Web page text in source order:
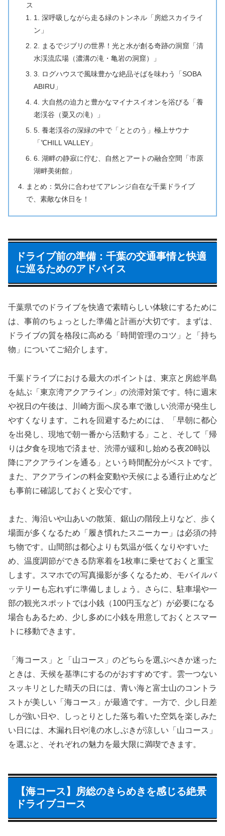
ス
1. 深呼吸しながら走る緑のトンネル「房総スカイライ
ン」
2. まるでジブリの世界！光と水が創る奇跡の洞窟「清
水渓流広場（濃溝の滝・亀岩の洞窟）」
3. ログハウスで風味豊かな絶品そばを味わう「SOBA
ABIRU」
4. 大自然の迫力と豊かなマイナスイオンを浴びる「養
老渓谷（粟又の滝）」
5. 養老渓谷の深緑の中で「ととのう」極上サウナ
「℃HILL VALLEY」
6. 湖畔の静寂に佇む、自然とアートの融合空間「市原
湖畔美術館」
まとめ：気分に合わせてアレンジ自在な千葉ドライブ
で、素敵な休日を！
ドライブ前の準備：千葉の交通事情と快適
に巡るためのアドバイス
千葉県でのドライブを快適で素晴らしい体験にするために
は、事前のちょっとした準備と計画が大切です。まずは、
ドライブの質を格段に高める「時間管理のコツ」と「持ち
物」についてご紹介します。
千葉ドライブにおける最大のポイントは、東京と房総半島
を結ぶ「東京湾アクアライン」の渋滞対策です。特に週末
や祝日の午後は、川崎方面へ戻る車で激しい渋滞が発生し
やすくなります。これを回避するためには、「早朝に都心
を出発し、現地で朝一番から活動する」こと、そして「帰
りは夕食を現地で済ませ、渋滞が緩和し始める夜20時以
降にアクアラインを通る」という時間配分がベストです。
また、アクアラインの料金変動や天候による通行止めなど
も事前に確認しておくと安心です。
また、海沿いや山あいの散策、鋸山の階段上りなど、歩く
場面が多くなるため「履き慣れたスニーカー」は必須の持
ち物です。山間部は都心よりも気温が低くなりやすいた
め、温度調節ができる防寒着を1枚車に乗せておくと重宝
します。スマホでの写真撮影が多くなるため、モバイルバ
ッテリーも忘れずに準備しましょう。さらに、駐車場や一
部の観光スポットでは小銭（100円玉など）が必要になる
場合もあるため、少し多めに小銭を用意しておくとスマー
トに移動できます。
「海コース」と「山コース」のどちらを選ぶべきか迷った
ときは、天候を基準にするのがおすすめです。雲一つない
スッキリとした晴天の日には、青い海と富士山のコントラ
ストが美しい「海コース」が最適です。一方で、少し日差
しが強い日や、しっとりとした落ち着いた空気を楽しみた
い日には、木漏れ日や滝の水しぶきが涼しい「山コース」
を選ぶと、それぞれの魅力を最大限に満喫できます。
【海コース】房総のきらめきを感じる絶景
ドライブコース